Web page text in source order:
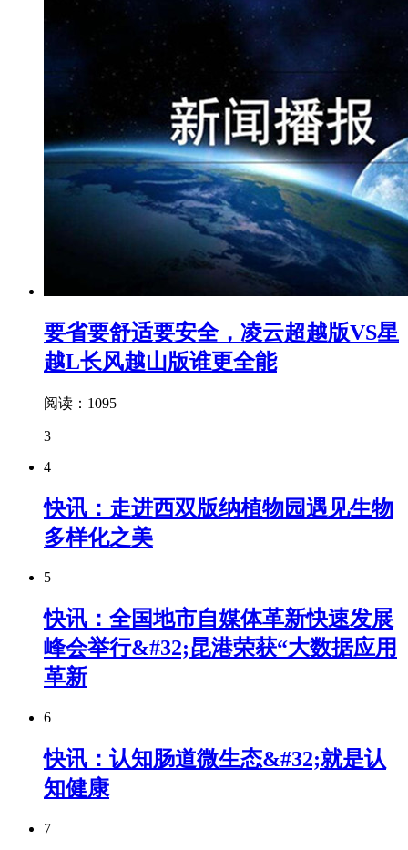
要省要舒适要安全，凌云超越版VS星
越L长风越山版谁更全能
阅读：1095
3
4
快讯：走进西双版纳植物园遇见生物
多样化之美
5
快讯：全国地市自媒体革新快速发展
峰会举行&#32;昆港荣获“大数据应用
革新
6
快讯：认知肠道微生态&#32;就是认
知健康
7